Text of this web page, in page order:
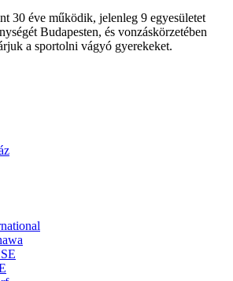
30 éve működik, jelenleg 9 egyesületet
Budapesten, és vonzáskörzetében
a sportolni vágyó gyerekeket.